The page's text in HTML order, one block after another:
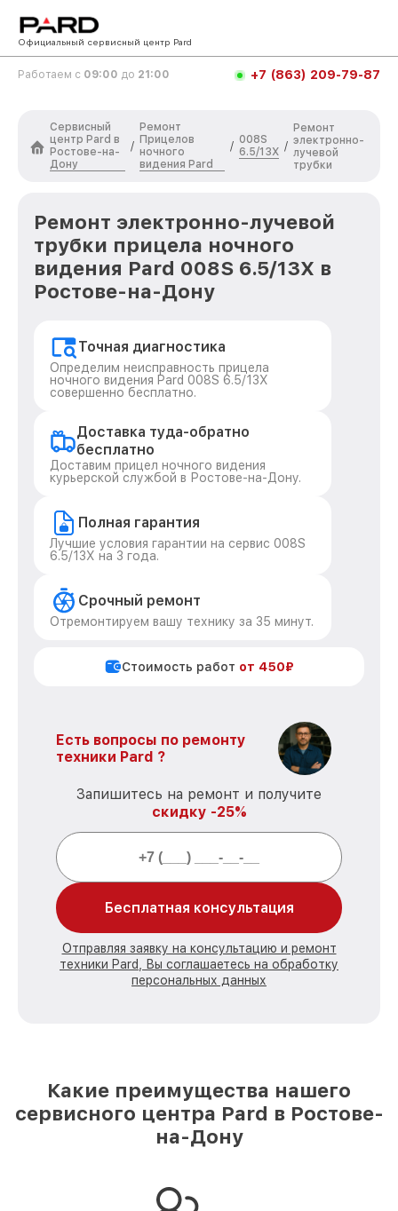
Официальный сервисный центр Pard
Работаем с 09:00 до 21:00 +7 (863) 209-79-87
Сервисный
центр Pard в
Ростове-на-
Дону
/
Ремонт
Прицелов
ночного
видения Pard
/
008S
6.5/13X /
Ремонт
электронно-
лучевой
трубки
Ремонт электронно-лучевой
трубки прицела ночного
видения Pard 008S 6.5/13X в
Ростове-на-Дону
Точная диагностика
Определим неисправность прицела
ночного видения Pard 008S 6.5/13X
совершенно бесплатно.
Доставка туда-обратно
бесплатно
Доставим прицел ночного видения
курьерской службой в Ростове-на-Дону.
Полная гарантия
Лучшие условия гарантии на сервис 008S
6.5/13X на 3 года.
Срочный ремонт
Отремонтируем вашу технику за 35 минут.
Стоимость работ от 450₽
Есть вопросы по ремонту
техники Pard ?
Запишитесь на ремонт и получите
скидку -25%
Бесплатная консультация
Отправляя заявку на консультацию и ремонт
техники Pard, Вы соглашаетесь на обработку
персональных данных
Какие преимущества нашего
сервисного центра Pard в Ростове-
на-Дону